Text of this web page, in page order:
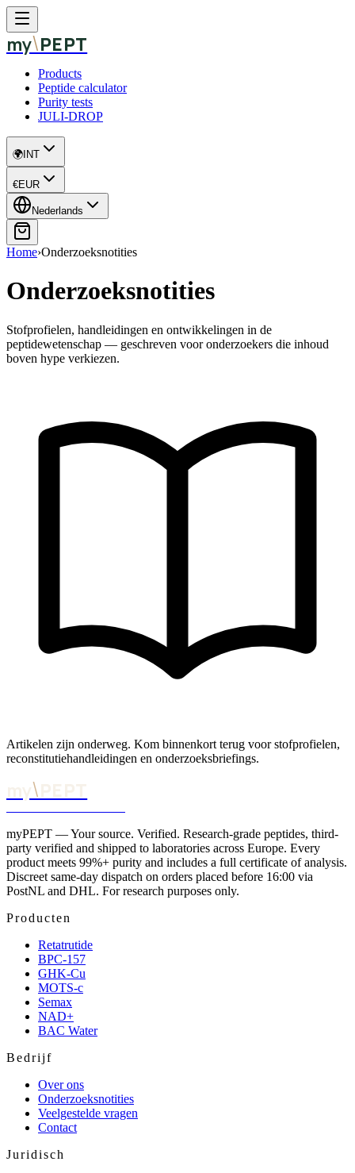
my\PEPT
Products
Peptide calculator
Purity tests
JULI-DROP
🌍 INT
€EUR
Nederlands
Home›Onderzoeksnotities
Onderzoeksnotities
Stofprofielen, handleidingen en ontwikkelingen in de
peptidewetenschap — geschreven voor onderzoekers die inhoud
boven hype verkiezen.
Artikelen zijn onderweg. Kom binnenkort terug voor stofprofielen,
reconstitutiehandleidingen en onderzoeksbriefings.
\
myPEPT — Your source. Verified. Research-grade peptides, third-
party verified and shipped to laboratories across Europe. Every
product meets 99%+ purity and includes a full certificate of analysis.
Discreet same-day dispatch on orders placed before 16:00 via
PostNL and DHL. For research purposes only.
Producten
Retatrutide
BPC-157
GHK-Cu
MOTS-c
Semax
NAD+
BAC Water
Bedrijf
Over ons
Onderzoeksnotities
Veelgestelde vragen
Contact
Juridisch